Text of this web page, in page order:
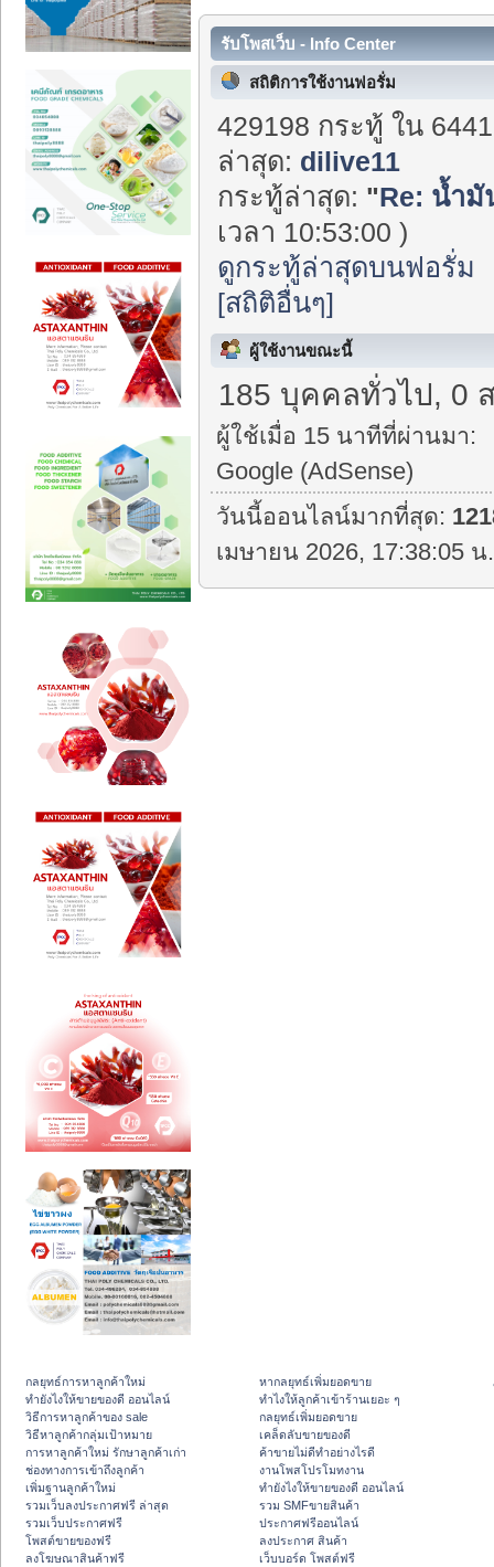
รับโพสเว็บ - Info Center
สถิติการใช้งานฟอรั่ม
429198 กระทู้ ใน
ล่าสุด: dilive11
กระทู้ล่าสุด: "Re: น้ำมั
เวลา 10:53:00 )
ดูกระทู้ล่าสุดบนฟอรั่ม
[สถิติอื่นๆ]
ผู้ใช้งานขณะนี้
185 บุคคลทั่วไป, 0
ผู้ใช้เมื่อ 15 นาทีที่ผ่านมา:
Google (AdSense)
วันนี้ออนไลน์มากที่สุด:
เมษายน 2026, 17:38:05 น
กลยุทธ์การหาลูกค้าใหม่
ทํายังไงให้ขายของดี ออนไลน์
วิธีการหาลูกค้าของ sale
วิธีหาลูกค้ากลุ่มเป้าหมาย
การหาลูกค้าใหม่ รักษาลูกค้าเก่า
ช่องทางการเข้าถึงลูกค้า
เพิ่มฐานลูกค้าใหม่
รวมเว็บลงประกาศฟรี ล่าสุด
รวมเว็บประกาศฟรี
โพสต์ขายของฟรี
ลงโฆษณาสินค้าฟรี
หากลยุทธ์เพิ่มยอดขาย
ทําไงให้ลูกค้าเข้าร้านเยอะ ๆ
กลยุทธ์เพิ่มยอดขาย
เคล็ดลับขายของดี
ค้าขายไม่ดีทำอย่างไรดี
งานโพสโปรโมทงาน
ทํายังไงให้ขายของดี ออนไลน์
รวม SMFขายสินค้า
ประกาศฟรีออนไลน์
ลงประกาศ สินค้า
เว็บบอร์ด โพสต์ฟรี